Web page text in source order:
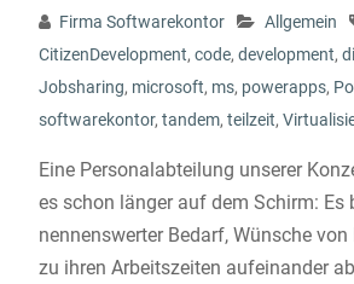
Firma Softwarekontor
Allgemein
CitizenDevelopment, code, development,
Jobsharing, microsoft, ms, powerapps,
softwarekontor, tandem, teilzeit,
Eine Personalabteilung unserer
es schon länger auf dem Schirm: Es
nennenswerter Bedarf, Wünsche
zu ihren Arbeitszeiten aufeinander